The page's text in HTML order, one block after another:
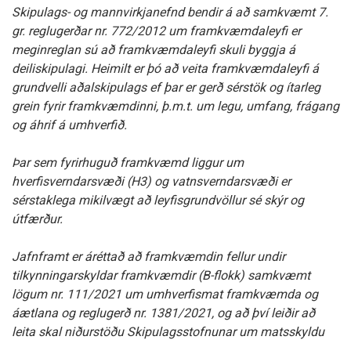
Skipulags- og mannvirkjanefnd bendir á að samkvæmt 7.
gr. reglugerðar nr. 772/2012 um framkvæmdaleyfi er
meginreglan sú að framkvæmdaleyfi skuli byggja á
deiliskipulagi. Heimilt er þó að veita framkvæmdaleyfi á
grundvelli aðalskipulags ef þar er gerð sérstök og ítarleg
grein fyrir framkvæmdinni, þ.m.t. um legu, umfang, frágang
og áhrif á umhverfið.
Þar sem fyrirhuguð framkvæmd liggur um
hverfisverndarsvæði (H3) og vatnsverndarsvæði er
sérstaklega mikilvægt að leyfisgrundvöllur sé skýr og
útfærður.
Jafnframt er áréttað að framkvæmdin fellur undir
tilkynningarskyldar framkvæmdir (B-flokk) samkvæmt
lögum nr. 111/2021 um umhverfismat framkvæmda og
áætlana og reglugerð nr. 1381/2021, og að því leiðir að
leita skal niðurstöðu Skipulagsstofnunar um matsskyldu